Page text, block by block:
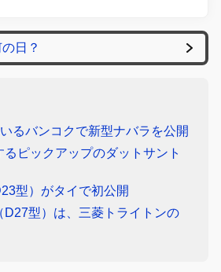
日？
るバンコクで新型ナバラを公開
るピックアップのダットサント
型）がタイで初公開
D27型）は、三菱トライトンの